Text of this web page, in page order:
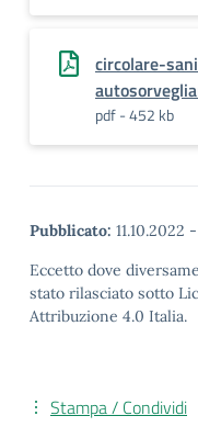
circolare-
pdf - 452 kb
Pubblicato: 11.10.2022 -
Eccetto dove
stato rilasciato sotto
Attribuzione 4.0 Italia.
Stampa / Condividi